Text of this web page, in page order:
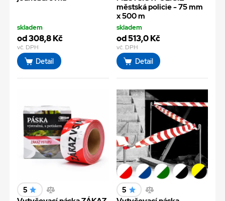
skladem
od 308,8 Kč
vč. DPH
Detail
městská policie - 75 mm
x 500 m
skladem
od 513,0 Kč
vč. DPH
Detail
5 5